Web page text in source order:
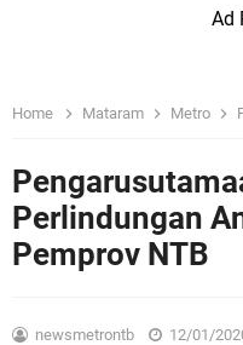
Ad
Home Mataram Metro
Perlindungan
Pemprov NTB
newsmetrontb 12/01/